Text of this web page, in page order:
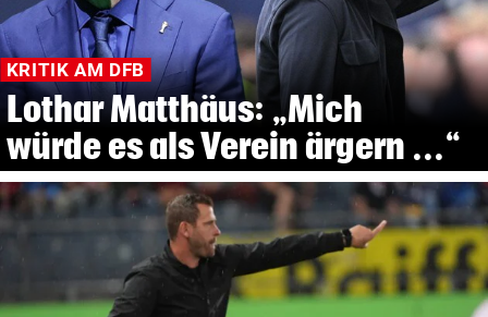
KRITIK AM DFB
Lothar Matthäus: „Mich
würde es als Verein ärgern ...“